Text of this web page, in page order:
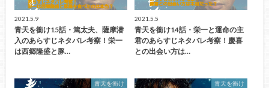
2021.5.9
青天を衝け15話・篤太夫、薩摩潜
入のあらすじネタバレ考察！栄一
は西郷隆盛と豚…
2021.5.5
青天を衝け14話・栄一と運命の主
君のあらすじネタバレ考察！慶喜
との出会い方は…
青天を衝け 青天を衝け